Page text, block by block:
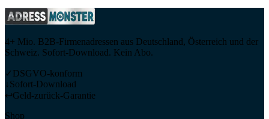
4+ Mio. B2B-Firmenadressen aus Deutschland, Österreich und der
Schweiz. Sofort-Download. Kein Abo.
✓ DSGVO-konform
↓Sofort-Download
↩Geld-zurück-Garantie
Shop